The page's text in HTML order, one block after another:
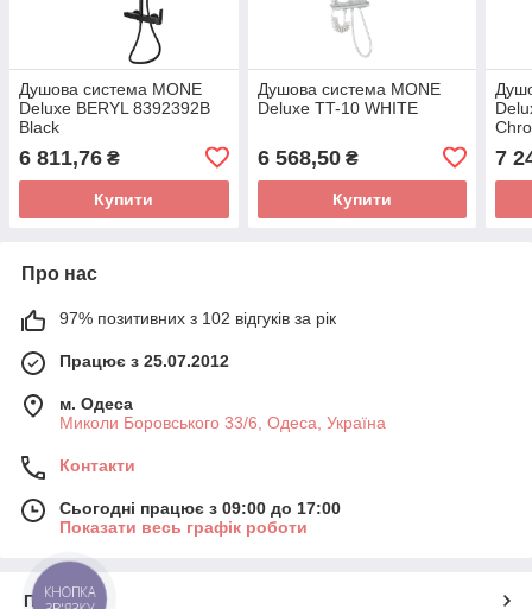
Душова система MONE
Deluxe BERYL 8392392B
Black
6 811,76 ₴
Купити
Душова система MONE
Deluxe TT-10 WHITE
6 568,50₴
Купити
7
Про нас
97% позитивних з 102 відгуків за рік
Працює з 25.07.2012
м. Одеса
Миколи Боровського 33/6, Одеса, Україна
Контакти
Сьогодні працює з 09:00 до 17:00
Показати весь графік роботи
Про нас
КНОПКА